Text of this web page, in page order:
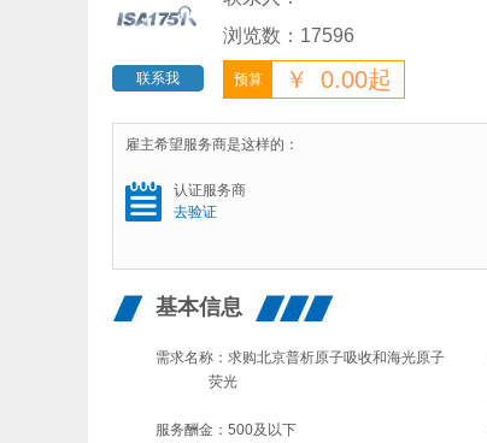
联系我
浏览数：17596
预算 ￥ 0.00起
雇主希望服务商是这样的：
认证服务商
去验证
基本信息
需求名称： 求购北京普析原子吸收和海光原子
荧光
服务酬金： 500及以下